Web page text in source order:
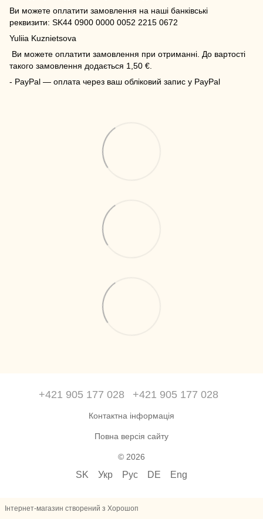
Ви можете оплатити замовлення на наші банківські
реквизити: SK44 0900 0000 0052 2215 0672
Yuliia Kuznietsova
Ви можете оплатити замовлення при отриманні. До вартості
такого замовлення додається 1,50 €.
- PayPal — оплата через ваш обліковий запис у PayPal
+421 905 177 028 +421 905 177 028
Контактна інформація
Повна версія сайту
© 2026
SK Укр Рус DE Eng
Інтернет-магазин створений з Хорошоп